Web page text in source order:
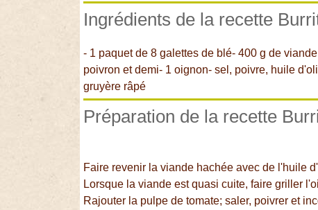
Ingrédients de la recette
- 1 paquet de 8 galettes de blé- 400 g de
poivron et demi- 1 oignon- sel, poivre, huile
gruyère râpé
Préparation de la recette
Faire revenir la viande hachée avec de l'huile
Lorsque la viande est quasi cuite, faire griller
Rajouter la pulpe de tomate; saler, poivrer et